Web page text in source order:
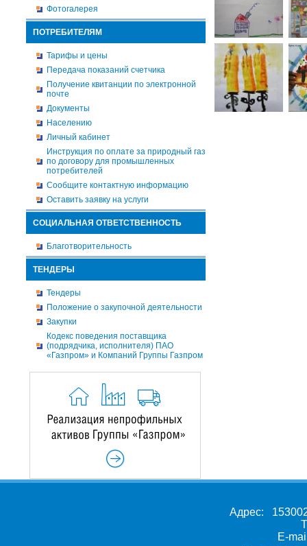
Фотогалерея
ПОТРЕБИТЕЛЯМ
Тарифы и цены
Передача показаний счетчика
Получение квитанции по электронной
почте
Документы
Населению
Личный кабинет
Инструкция по оплате за природный газ
по договору для промышленных
потребителей
Сообщите контактную информацию
Оставить заявку на услуги
СОЦИАЛЬНАЯ ОТВЕТСТВЕННОСТЬ
Благотворительность
ТЕНДЕРЫ
Тендеры
Положение о закупочной деятельности
Закупки
Кодекс поведения поставщика
(подрядчика, исполнителя) ПАО
«Газпром» и Компаний Группы Газпром
Адрес:
E-